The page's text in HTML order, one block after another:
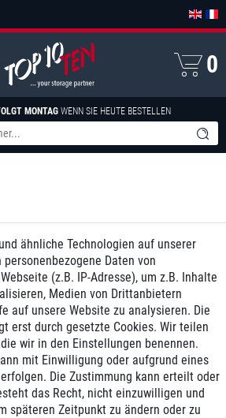
MONTAG WENN SIE HEUTE BESTELLEN
0
ähnliche Technologien auf unserer
Daten von
(z.B. IP-Adresse), um z.B. Inhalte
Medien von Drittanbietern
auf unsere Website zu analysieren. Die
erst durch gesetzte Cookies. Wir teilen
wir in den Einstellungen benennen.
mit Einwilligung oder aufgrund eines
Die Zustimmung kann erteilt oder
das Recht, nicht einzuwilligen und
späteren Zeitpunkt zu ändern oder zu